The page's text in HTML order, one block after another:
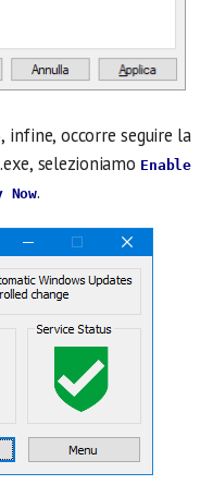
occorre seguire la
selezioniamo Enable
Now.